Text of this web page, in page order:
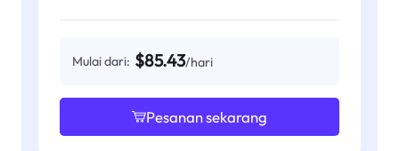
Mulai dari: $85.43/hari
Pesanan sekarang